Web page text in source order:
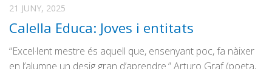
21 JUNY, 2025
Calella Educa: Joves i entitats
“Excel·lent mestre és aquell que, ensenyant poc, fa nàixer
en l’alumne un desig gran d’aprendre.” Arturo Graf (poeta,